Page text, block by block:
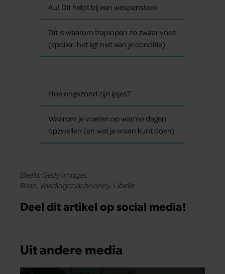
Au! Dit helpt bij een wespensteek
Dít is waarom traplopen zo zwaar voelt
(spoiler: het ligt niet aan je conditie)
Hoe ongezond zijn ijsjes?
Waarom je voeten op warme dagen
opzwellen (en wat je eraan kunt doen)
Beeld: Getty Images
Bron: Voedingcoachhanny, Libelle
Deel dit artikel op social media!
Uit andere media